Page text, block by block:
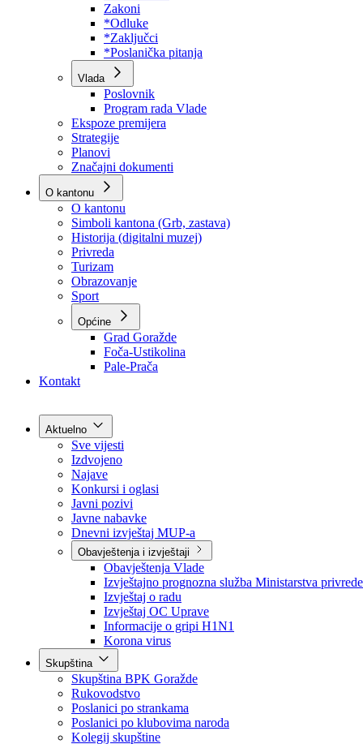
Poslovnik
Program rada Skupštine
Budžet 2026
Zakoni
*Odluke
*Zaključci
*Poslanička pitanja
Vlada
Poslovnik
Program rada Vlade
Ekspoze premijera
Strategije
Planovi
Značajni dokumenti
O kantonu
O kantonu
Simboli kantona (Grb, zastava)
Historija (digitalni muzej)
Privreda
Turizam
Obrazovanje
Sport
Općine
Kontakt
Aktuelno
Sve vijesti
Izdvojeno
Najave
Konkursi i oglasi
Javni pozivi
Javne nabavke
Dnevni izvještaj MUP-a
Obavještenja i izvještaji
Obavještenja Vlade
Izvještajno prognozna služba Ministarstva privrede
Izvještaj o radu
Izvještaj OC Uprave
Informacije o gripi H1N1
Korona virus
Skupština
Skupština BPK Goražde
Rukovodstvo